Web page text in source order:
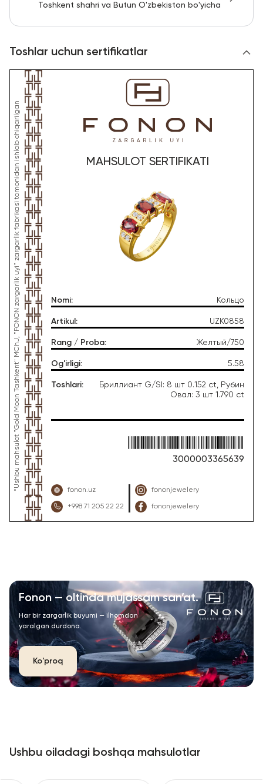
Toshkent shahri va Butun O'zbekiston bo'yicha
Toshlar uchun sertifikatlar
*Ushbu mahsulot "Gold Moon Tashkent" MChJ, "FONON zargarlik uyi" zargarlik fabrikasi tomonidan ishlab chiqarilgan MAHSULOT SERTIFIKATI
Nomi: Кольцо
Artikul : UZK0858
Rang / Proba: Желтый/750
Og'irligi: 5.58
Toshlari:
Бриллиант G/SI: 8 шт 0.152 ct, Рубин
Овал: 3 шт 1.790 ct
3000003365639
fonon.uz
+998 71 205 22 22
fononjewelery
fononjewelery
Fonon — oltinda mujassam san’at.
Har bir zargarlik buyumi — ilhomdan
yaralgan durdona.
Ko'proq
Ushbu oiladagi boshqa mahsulotlar